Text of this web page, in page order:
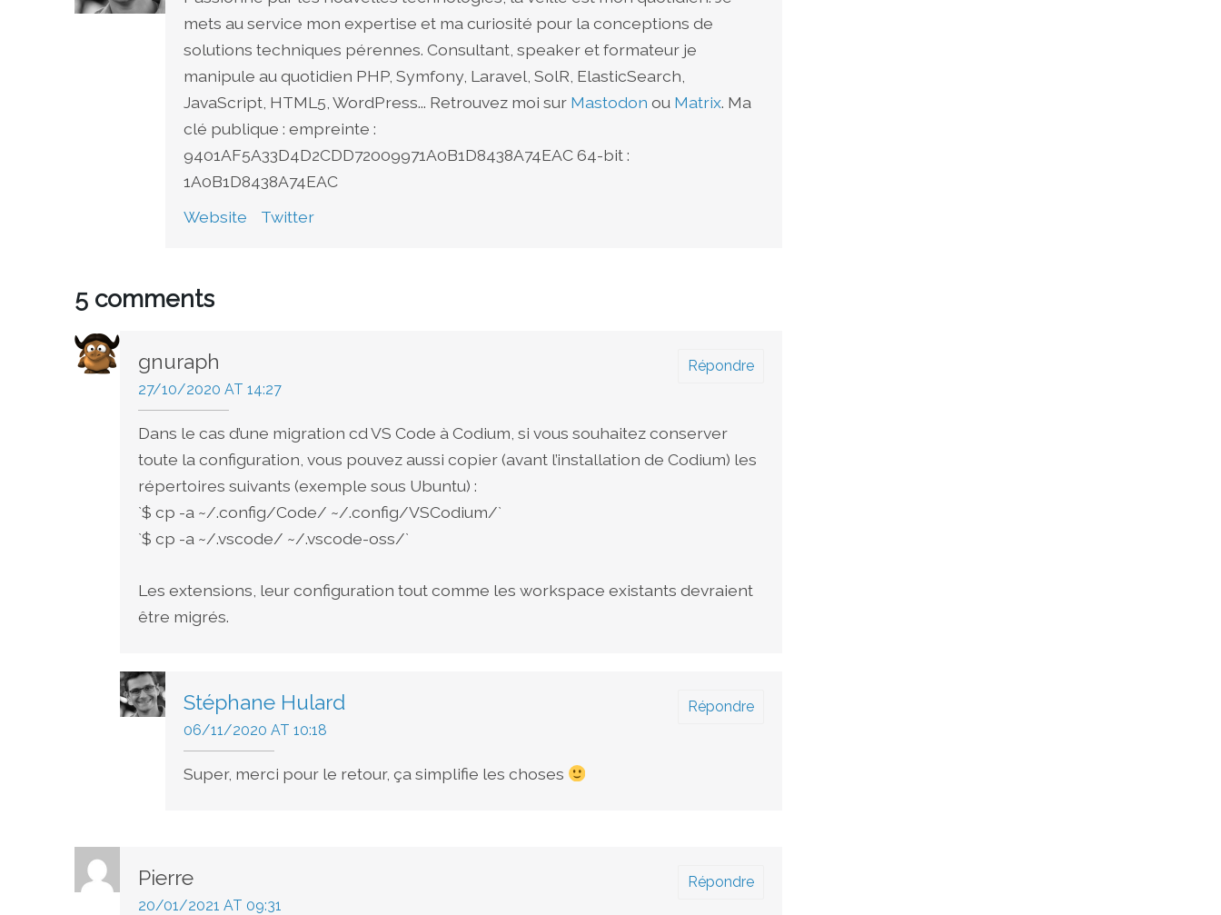
mets au service mon expertise et ma curiosité pour la conceptions de
solutions techniques pérennes. Consultant, speaker et formateur je
manipule au quotidien PHP, Symfony, Laravel, SolR, ElasticSearch,
JavaScript, HTML5, WordPress... Retrouvez moi sur Mastodon ou Matrix. Ma
clé publique : empreinte :
9401AF5A33D4D2CDD72009971A0B1D8438A74EAC 64-bit :
1A0B1D8438A74EAC
Website
Twitter
5 comments
Répondre
gnuraph
27/10/2020 AT 14:27
Dans le cas d’une migration cd VS Code à Codium, si vous souhaitez conserver
toute la configuration, vous pouvez aussi copier (avant l’installation de Codium) les
répertoires suivants (exemple sous Ubuntu) :
`$ cp -a ~/.config/Code/ ~/.config/VSCodium/`
`$ cp -a ~/.vscode/ ~/.vscode-oss/`
Les extensions, leur configuration tout comme les workspace existants devraient
être migrés.
Répondre
Stéphane Hulard
06/11/2020 AT 10:18
Super, merci pour le retour, ça simplifie les choses
Répondre
Pierre
20/01/2021 AT 09:31